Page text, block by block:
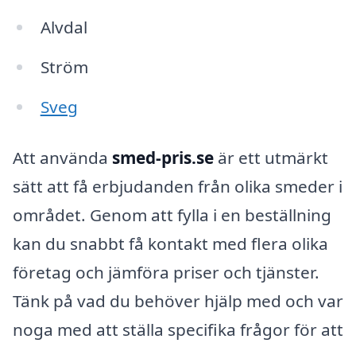
Alvdal
Ström
Sveg
Att använda smed-pris.se är ett utmärkt
sätt att få erbjudanden från olika smeder i
området. Genom att fylla i en beställning
kan du snabbt få kontakt med flera olika
företag och jämföra priser och tjänster.
Tänk på vad du behöver hjälp med och var
noga med att ställa specifika frågor för att